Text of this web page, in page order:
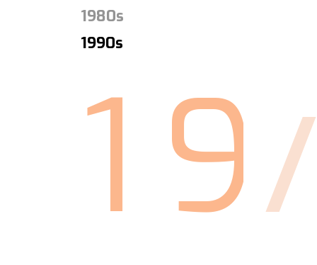
1980s
1990s
1 9